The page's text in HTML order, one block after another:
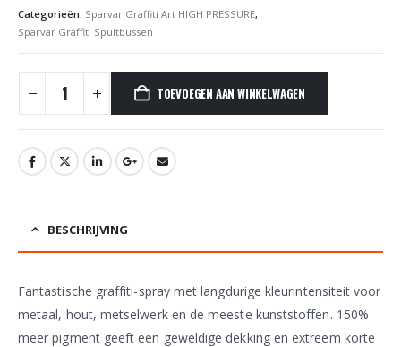
Categorieën: Sparvar Graffiti Art HIGH PRESSURE,
Sparvar Graffiti Spuitbussen
TOEVOEGEN AAN WINKELWAGEN
BESCHRIJVING
Fantastische graffiti-spray met langdurige kleurintensiteit voor
metaal, hout, metselwerk en de meeste kunststoffen. 150%
meer pigment geeft een geweldige dekking en extreem korte